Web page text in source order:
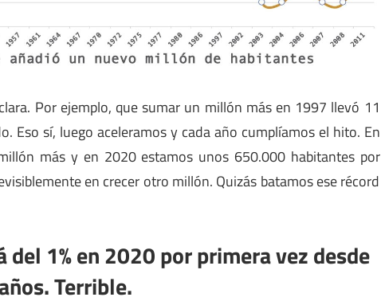
Por ejemplo, que sumar un millón más en 1997 llevó 11
Eso sí, luego aceleramos y cada año cumplíamos el hito. En
más y en 2020 estamos unos 650.000 habitantes por
en crecer otro millón. Quizás batamos ese récord
1% en 2020 por primera vez desde
Terrible.